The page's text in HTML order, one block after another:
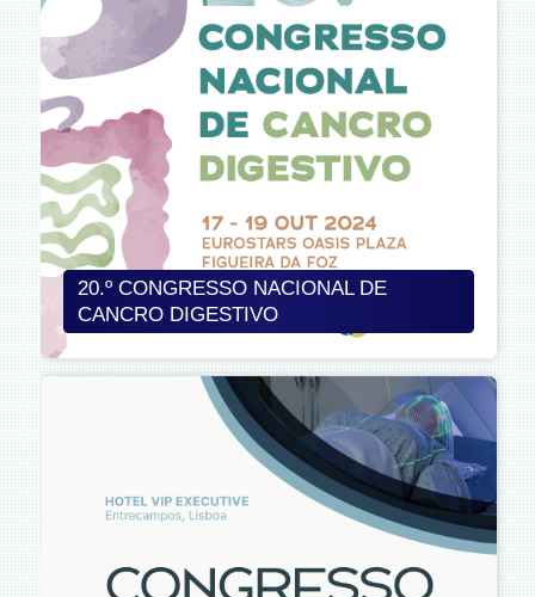
20.º CONGRESSO NACIONAL DE
CANCRO DIGESTIVO